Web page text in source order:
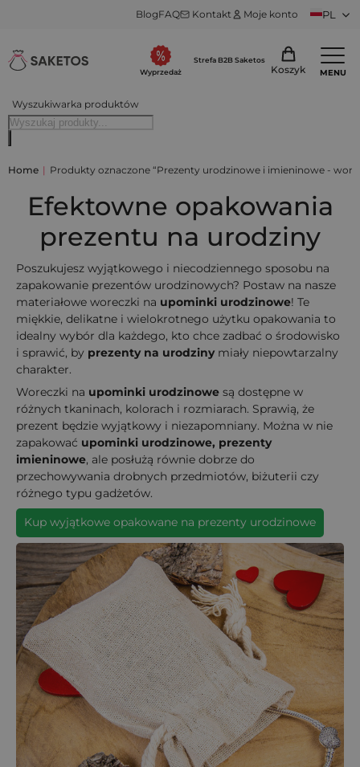
BlogFAQ Kontakt Moje konto PL
Wyszukiwarka produktów
Wyprzedaż
Strefa B2B Saketos
Koszyk MENU
Home | Produkty oznaczone “Prezenty urodzinowe i imieninowe -
Efektowne opakowania
prezentu na urodziny
Poszukujesz wyjątkowego i niecodziennego sposobu na
zapakowanie prezentów urodzinowych? Postaw na nasze
materiałowe woreczki na upominki urodzinowe! Te
miękkie, delikatne i wielokrotnego użytku opakowania to
idealny wybór dla każdego, kto chce zadbać o środowisko
i sprawić, by prezenty na urodziny miały niepowtarzalny
charakter.
Woreczki na upominki urodzinowe są dostępne w
różnych tkaninach, kolorach i rozmiarach. Sprawią, że
prezent będzie wyjątkowy i niezapomniany. Można w nie
zapakować upominki urodzinowe, prezenty
imieninowe, ale posłużą równie dobrze do
przechowywania drobnych przedmiotów, biżuterii czy
różnego typu gadżetów.
Kup wyjątkowe opakowane na prezenty urodzinowe